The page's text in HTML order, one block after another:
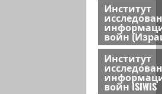
Институт
войн
Институт
войн ISIWIS